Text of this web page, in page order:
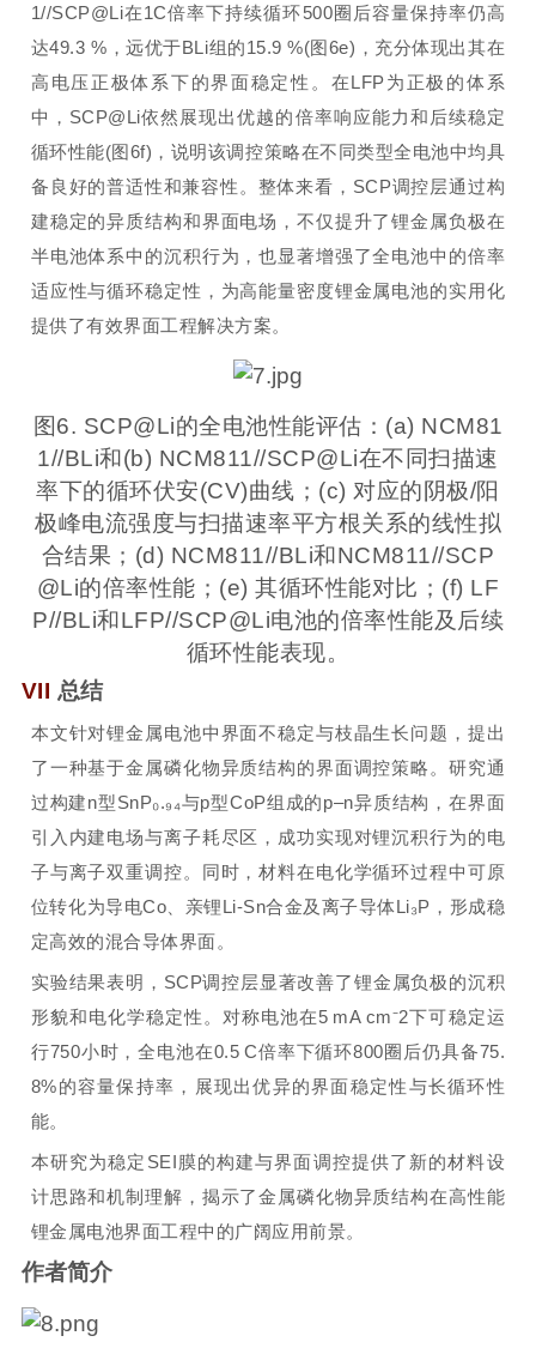
1//SCP@Li在1C倍率下持续循环500圈后容量保持率仍高
达49.3 %，远优于BLi组的15.9 %(图6e)，充分体现出其在
高电压正极体系下的界面稳定性。在LFP为正极的体系
中，SCP@Li依然展现出优越的倍率响应能力和后续稳定
循环性能(图6f)，说明该调控策略在不同类型全电池中均具
备良好的普适性和兼容性。整体来看，SCP调控层通过构
建稳定的异质结构和界面电场，不仅提升了锂金属负极在
半电池体系中的沉积行为，也显著增强了全电池中的倍率
适应性与循环稳定性，为高能量密度锂金属电池的实用化
提供了有效界面工程解决方案。
图6. SCP@Li的全电池性能评估：(a) NCM81
1//BLi和(b) NCM811//SCP@Li在不同扫描速
率下的循环伏安(CV)曲线；(c) 对应的阴极/阳
极峰电流强度与扫描速率平方根关系的线性拟
合结果；(d) NCM811//BLi和NCM811//SCP
@Li的倍率性能；(e) 其循环性能对比；(f) LF
P//BLi和LFP//SCP@Li电池的倍率性能及后续
循环性能表现。
VII 总结
本文针对锂金属电池中界面不稳定与枝晶生长问题，提出
了一种基于金属磷化物异质结构的界面调控策略。研究通
过构建n型SnP₀.₉₄与p型CoP组成的p–n异质结构，在界面
引入内建电场与离子耗尽区，成功实现对锂沉积行为的电
子与离子双重调控。同时，材料在电化学循环过程中可原
位转化为导电Co、亲锂Li-Sn合金及离子导体Li₃P，形成稳
定高效的混合导体界面。
实验结果表明，SCP调控层显著改善了锂金属负极的沉积
形貌和电化学稳定性。对称电池在5 mA cm⁻2下可稳定运
行750小时，全电池在0.5 C倍率下循环800圈后仍具备75.
8%的容量保持率，展现出优异的界面稳定性与长循环性
能。
本研究为稳定SEI膜的构建与界面调控提供了新的材料设
计思路和机制理解，揭示了金属磷化物异质结构在高性能
锂金属电池界面工程中的广阔应用前景。
作者简介